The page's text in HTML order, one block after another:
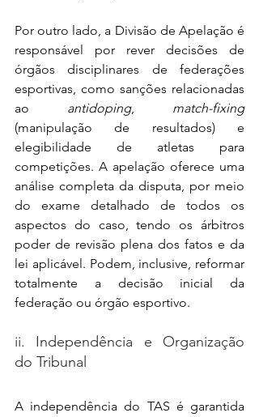
Por outro lado, a Divisão de Apelação é
responsável por rever decisões de
órgãos disciplinares de federações
esportivas, como sanções relacionadas
ao antidoping, match-fixing
(manipulação de resultados) e
elegibilidade de atletas para
competições. A apelação oferece uma
análise completa da disputa, por meio
do exame detalhado de todos os
aspectos do caso, tendo os árbitros
poder de revisão plena dos fatos e da
lei aplicável. Podem, inclusive, reformar
totalmente a decisão inicial da
federação ou órgão esportivo.
ii. Independência e Organização
do Tribunal
A independência do TAS é garantida